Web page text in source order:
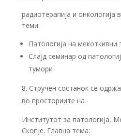
радиотерапија и онкологија
теми:
Патологија на мекоткивни
Слајд семинар од
тумори
Стручен состанок се
во просториите на
Институтот за патологија,
Скопје. Главна тема: